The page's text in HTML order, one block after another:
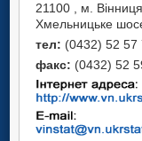
21100 , м. Вінниця,
Хмельницьке
тел: (0432) 52 57
факс: (0432) 52